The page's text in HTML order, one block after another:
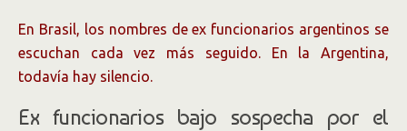
En Brasil, los nombres de ex funcionarios argentinos se
escuchan cada vez más seguido. En la Argentina,
todavía hay silencio.
Ex funcionarios bajo sospecha por el